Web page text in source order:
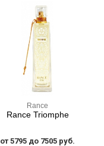
Rance
Rance Triomphe
от 5795 до 7505 руб.